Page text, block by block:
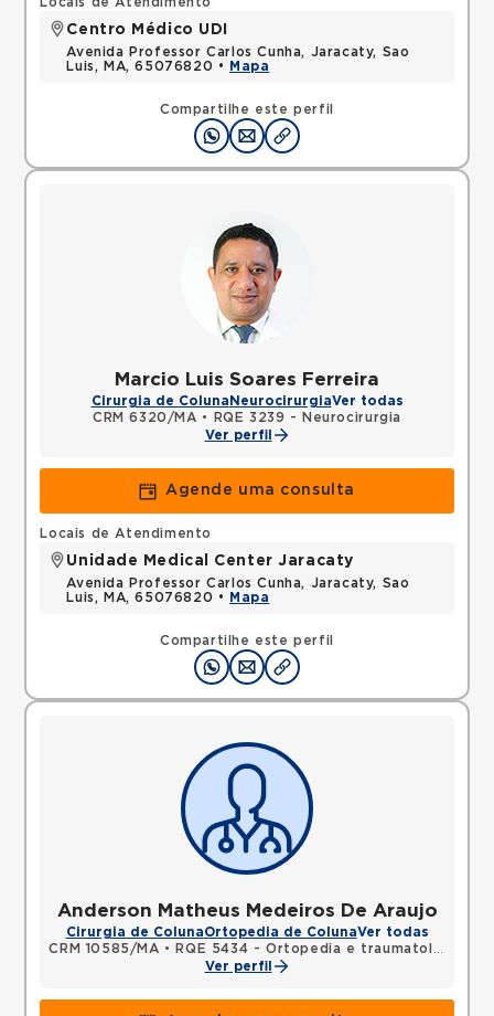
Compartilhe este perfil
Centro Médico UDI
Avenida Professor Carlos Cunha, Jaracaty, Sao
Luis, MA, 65076820 •
Mapa
Marcio Luis Soares Ferreira
Cirurgia de Coluna NeurocirurgiaVer todas
CRM 6320/MA •
RQE 3239 - Neurocirurgia
Ver perfil
Agende uma consulta
Compartilhe este perfil
Locais de Atendimento
Unidade Medical Center Jaracaty
Avenida Professor Carlos Cunha, Jaracaty, Sao
Luis, MA, 65076820 •
Mapa
Anderson Matheus Medeiros De Araujo
Cirurgia de ColunaOrtopedia de ColunaVer todas
CRM 10585/MA •
RQE 5434 - Ortopedia e traumatologia
Ver perfil